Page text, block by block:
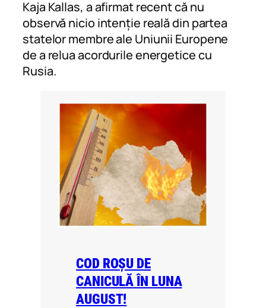
Kaja Kallas, a afirmat recent că nu
observă nicio intenție reală din partea
statelor membre ale Uniunii Europene
de a relua acordurile energetice cu
Rusia.
COD ROȘU DE
CANICULĂ ÎN LUNA
AUGUST!